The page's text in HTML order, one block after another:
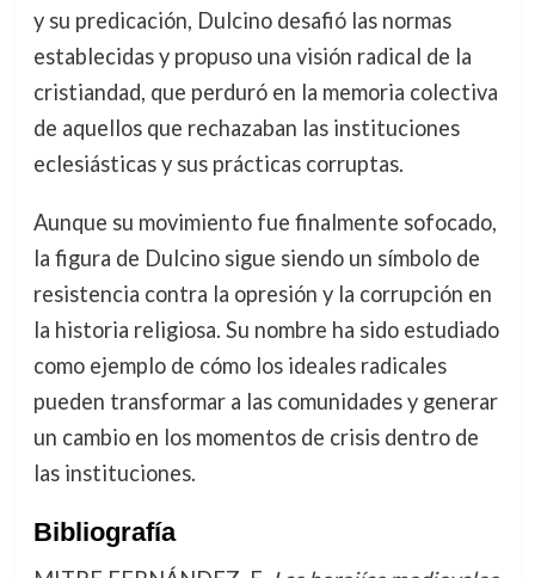
y su predicación, Dulcino desafió las normas
establecidas y propuso una visión radical de la
cristiandad, que perduró en la memoria colectiva
de aquellos que rechazaban las instituciones
eclesiásticas y sus prácticas corruptas.
Aunque su movimiento fue finalmente sofocado,
la figura de Dulcino sigue siendo un símbolo de
resistencia contra la opresión y la corrupción en
la historia religiosa. Su nombre ha sido estudiado
como ejemplo de cómo los ideales radicales
pueden transformar a las comunidades y generar
un cambio en los momentos de crisis dentro de
las instituciones.
Bibliografía